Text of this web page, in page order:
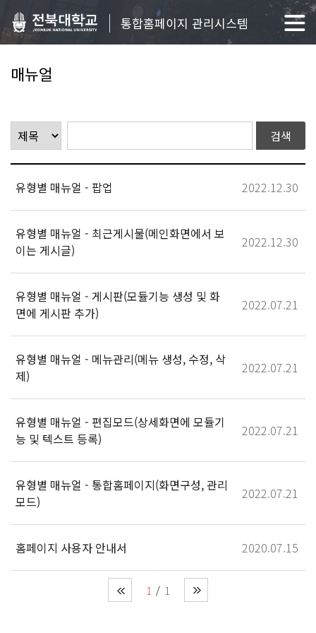
통합홈페이지 관리시스템
매뉴얼
유형별 매뉴얼 - 팝업 2022.12.30
유형별 매뉴얼 - 최근게시물(메인화면에서 보
이는 게시글)
2022.12.30
유형별 매뉴얼 - 게시판(모듈기능 생성 및 화
면에 게시판 추가)
2022.07.21
유형별 매뉴얼 - 메뉴관리(메뉴 생성, 수정, 삭
제)
2022.07.21
유형별 매뉴얼 - 편집모드(상세화면에 모듈기
능 및 텍스트 등록)
2022.07.21
유형별 매뉴얼 - 통합홈페이지(화면구성, 관리
모드)
2022.07.21
홈페이지 사용자 안내서 2020.07.15
1 1